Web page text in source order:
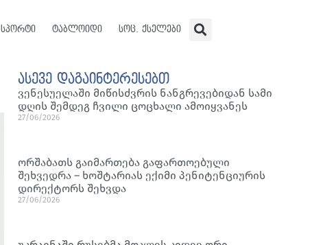
სპორტი ტაბლოიდი სოც. ქსელები
ასევე დაგაინტერესებთ
ვენესუელაში მიწისძვრის ნანგრევებიდან სამი
დღის შემდეგ ჩვილი ცოცხალი ამოიყვანეს
27/06/2026
ორშაბათს გაიმართება გაფართოებული
შეხვედრა – ხოშტარიას ექიმი პენიტენციურის
დირექტორს შეხვდა
27/06/2026